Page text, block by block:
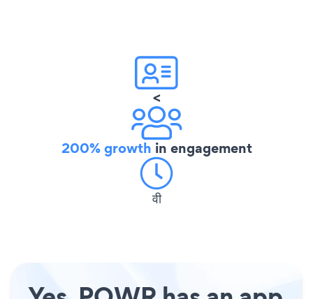
<
200% growth in engagement
वी